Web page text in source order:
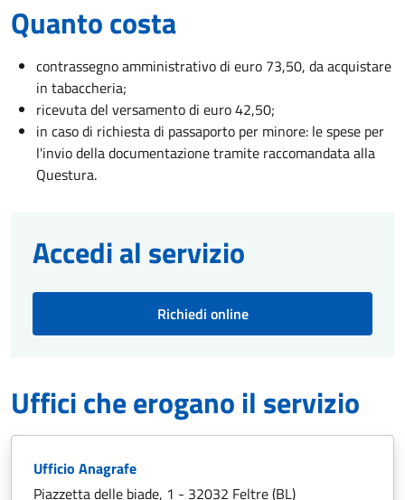
Quanto costa
contrassegno amministrativo di euro 73,50, da acquistare
in tabaccheria;
ricevuta del versamento di euro 42,50;
in caso di richiesta di passaporto per minore: le spese per
l'invio della documentazione tramite raccomandata alla
Questura.
Accedi al servizio
Richiedi online
Uffici che erogano il servizio
Ufficio Anagrafe
Piazzetta delle biade, 1 - 32032 Feltre (BL)